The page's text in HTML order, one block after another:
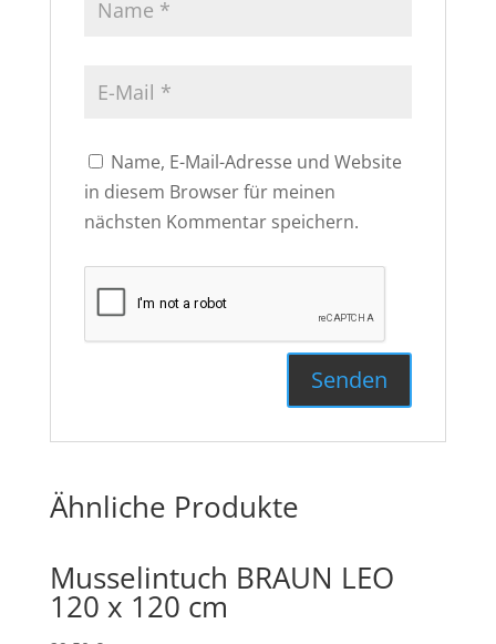
Name, E-Mail-Adresse und Website
in diesem Browser für meinen
nächsten Kommentar speichern.
Ähnliche Produkte
Musselintuch BRAUN LEO
120 x 120 cm